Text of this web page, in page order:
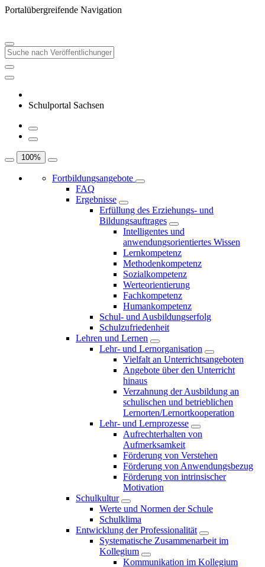
Portalübergreifende Navigation
Schulportal Sachsen
100%
Fortbildungsangebote
FAQ
Ergebnisse
Erfüllung des Erziehungs- und
Bildungsauftrages
Intelligentes und
anwendungsorientiertes Wissen
Lernkompetenz
Methodenkompetenz
Sozialkompetenz
Werteorientierung
Fachkompetenz
Humankompetenz
Schul- und Ausbildungserfolg
Schulzufriedenheit
Lehren und Lernen
Lehr- und Lernorganisation
Vielfalt an Unterrichtsangeboten
Angebote über den Unterricht
hinaus
Verzahnung der Ausbildung an
schulischen und betrieblichen
Lernorten/Lernortkooperation
Lehr- und Lernprozesse
Aufrechterhalten von
Aufmerksamkeit
Förderung von Verstehen
Förderung von Anwendungsbezug
Förderung von intrinsischer
Motivation
Schulkultur
Werte und Normen der Schule
Schulklima
Entwicklung der Professionalität
Systematische Zusammenarbeit im
Kollegium
Kommunikation im Kollegium